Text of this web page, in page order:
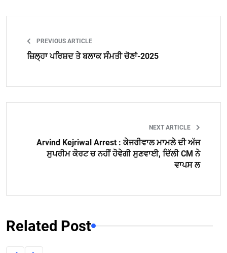
PREVIOUS ARTICLE
ਜ਼ਿਲ੍ਹਾ ਪਰਿਸ਼ਦ ਤੇ ਬਲਾਕ ਸੰਮਤੀ ਚੋਣਾਂ-2025
NEXT ARTICLE
Arvind Kejriwal Arrest : ਕੇਜਰੀਵਾਲ ਮਾਮਲੇ ਦੀ ਅੱਜ
ਸੁਪਰੀਮ ਕੋਰਟ ਚ ਨਹੀਂ ਹੋਵੇਗੀ ਸੁਣਵਾਈ, ਦਿੱਲੀ CM ਨੇ
ਵਾਪਸ ਲ
Related Post